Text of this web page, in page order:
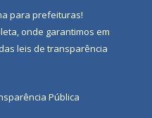
para prefeituras!
onde garantimos em
leis de transparência
Pública